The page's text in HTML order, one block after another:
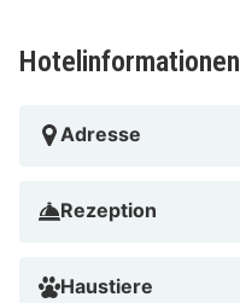
Hotelinformationen
Adresse
Rezeption
Haustiere